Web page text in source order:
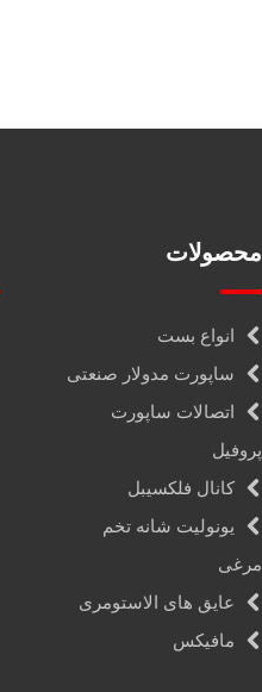
محصولات
انواع بست
ساپورت مدولار صنعتی
اتصالات ساپورت
پروفیل
کانال فلکسیبل
یونولیت شانه تخم
مرغی
عایق های الاستومری
مافیکس